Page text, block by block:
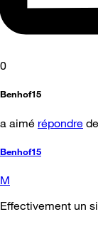
0
Benhof15
a aimé répondre de
Benhof15
M
Effectivement un